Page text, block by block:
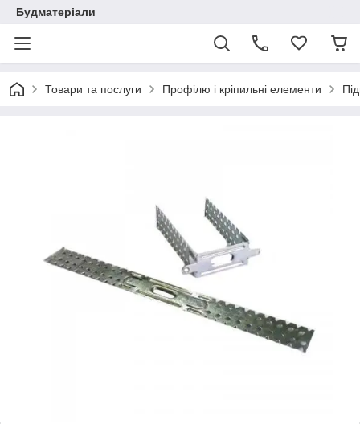
Будматеріали
Товари та послуги Профілю і кріпильні елементи